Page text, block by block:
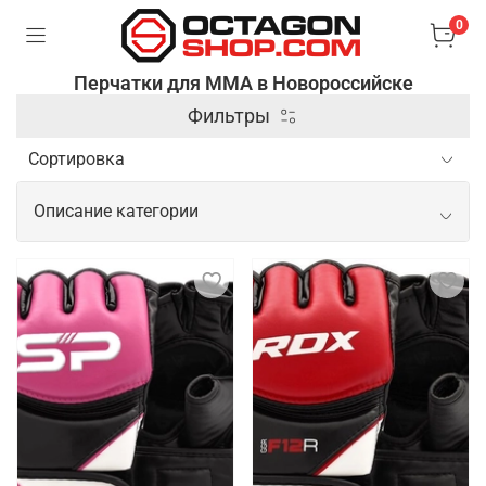
0
Перчатки для ММА в Новороссийске
Фильтры
Описание категории
Профессиональные перчатки для
ММА
Перчатки для ММА (смешанных боевых искусств)
– это специальные аксессуары, которые
используются для защиты рук и обеспечения
безопасности бойцов во время тренировок и
соревнований. Они отличаются от боксерских
перчаток тем, что имеют открытые пальцы и